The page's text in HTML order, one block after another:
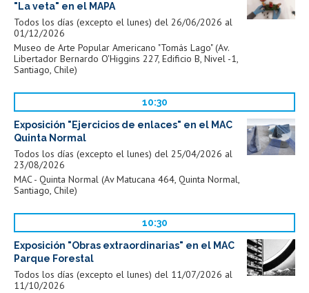
"La veta" en el MAPA
Todos los días (excepto el lunes) del 26/06/2026 al
01/12/2026
Museo de Arte Popular Americano "Tomás Lago" (Av.
Libertador Bernardo O'Higgins 227, Edificio B, Nivel -1,
Santiago, Chile)
10:30
Exposición "Ejercicios de enlaces" en el MAC
Quinta Normal
Todos los días (excepto el lunes) del 25/04/2026 al
23/08/2026
MAC - Quinta Normal (Av Matucana 464, Quinta Normal,
Santiago, Chile)
10:30
Exposición "Obras extraordinarias" en el MAC
Parque Forestal
Todos los días (excepto el lunes) del 11/07/2026 al
11/10/2026